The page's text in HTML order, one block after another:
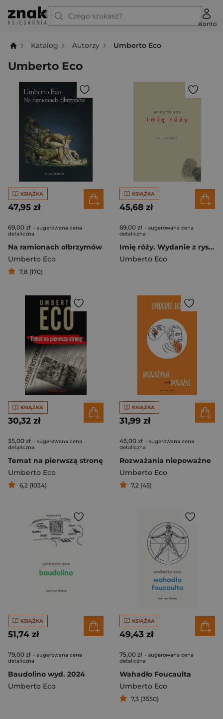
Czego szukasz?
Konto
Katalog Autorzy Umberto Eco
Umberto Eco
KSIĄŻKA
47,95 zł
69,00 zł - sugerowana cena
detaliczna
Na ramionach olbrzymów
Umberto Eco
7,8 (170)
KSIĄŻKA
45,68 zł
69,00 zł - sugerowana cena
detaliczna
Imię róży. Wydanie z rysunkami Autora
Umberto Eco
KSIĄŻKA
30,32 zł
35,00 zł - sugerowana cena
detaliczna
Temat na pierwszą stronę
Umberto Eco
6,2 (1034)
KSIĄŻKA
31,99 zł
45,00 zł - sugerowana cena
detaliczna
Rozważania niepoważne
Umberto Eco
7,2 (45)
KSIĄŻKA
51,74 zł
79,00 zł - sugerowana cena
detaliczna
Baudolino wyd. 2024
Umberto Eco
KSIĄŻKA
49,43 zł
75,00 zł - sugerowana cena
detaliczna
Wahadło Foucaulta
Umberto Eco
7,3 (3550)